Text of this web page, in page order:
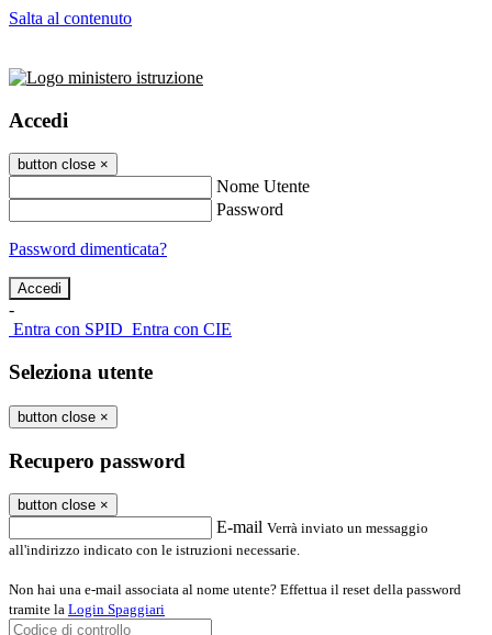
Salta al contenuto
Accedi
button close ×
Nome Utente
Password
Password dimenticata?
-
Entra con SPID Entra con CIE
Seleziona utente
button close ×
Recupero password
button close ×
E-mail Verrà inviato un messaggio
all'indirizzo indicato con le istruzioni necessarie.
Non hai una e-mail associata al nome utente? Effettua il reset della password
tramite la Login Spaggiari